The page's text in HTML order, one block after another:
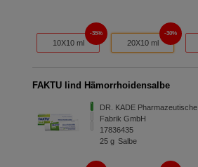
10X10 ml
35%
20X10 ml
30%
FAKTU lind Hämorrhoidensalbe
DR. KADE Pharmazeutische
Fabrik GmbH
17836435
25g Salbe